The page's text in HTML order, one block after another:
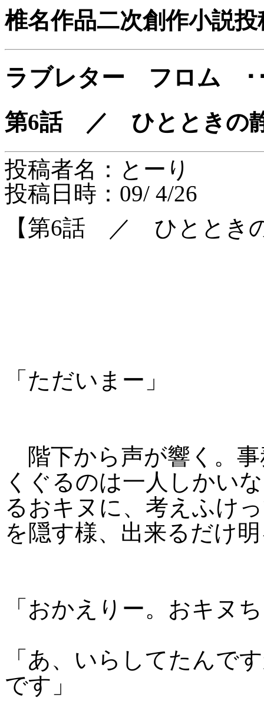
椎名作品二次創作小説投
ラブレター フロム ･･
第6話 ／ ひとときの
投稿者名：とーり
投稿日時：09/ 4/26
【第6話 ／ ひととき
「ただいまー」
階下から声が響く。
くぐるのは一人しかい
るおキヌに、考えふけ
を隠す様、出来るだけ
「おかえりー。おキヌ
「あ、いらしてたんで
です」